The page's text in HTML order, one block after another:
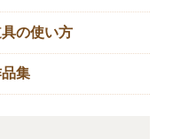
の使い方
集